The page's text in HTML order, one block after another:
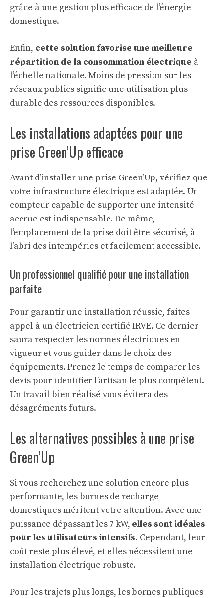
grâce à une gestion plus efficace de l’énergie
domestique.
Enfin, cette solution favorise une meilleure
répartition de la consommation électrique à
l’échelle nationale. Moins de pression sur les
réseaux publics signifie une utilisation plus
durable des ressources disponibles.
Les installations adaptées pour une
prise Green’Up efficace
Avant d’installer une prise Green’Up, vérifiez que
votre infrastructure électrique est adaptée. Un
compteur capable de supporter une intensité
accrue est indispensable. De même,
l’emplacement de la prise doit être sécurisé, à
l’abri des intempéries et facilement accessible.
Un professionnel qualifié pour une installation
parfaite
Pour garantir une installation réussie, faites
appel à un électricien certifié IRVE. Ce dernier
saura respecter les normes électriques en
vigueur et vous guider dans le choix des
équipements. Prenez le temps de comparer les
devis pour identifier l’artisan le plus compétent.
Un travail bien réalisé vous évitera des
désagréments futurs.
Les alternatives possibles à une prise
Green’Up
Si vous recherchez une solution encore plus
performante, les bornes de recharge
domestiques méritent votre attention. Avec une
puissance dépassant les 7 kW, elles sont idéales
pour les utilisateurs intensifs. Cependant, leur
coût reste plus élevé, et elles nécessitent une
installation électrique robuste.
Pour les trajets plus longs, les bornes publiques